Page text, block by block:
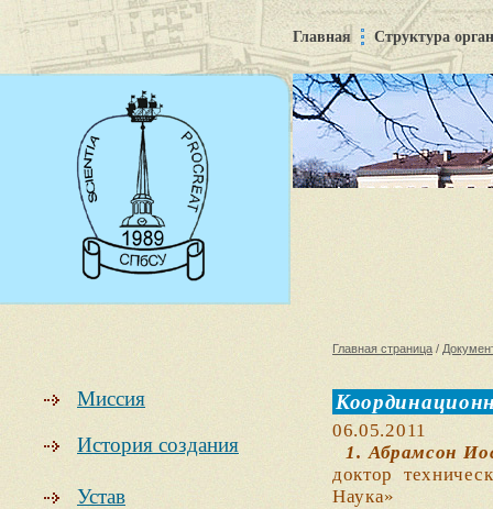
Главная Структура
Миссия
История создания
Устав
Главная страница /
06.05.2011
1. Абрамсон
доктор
Наука»